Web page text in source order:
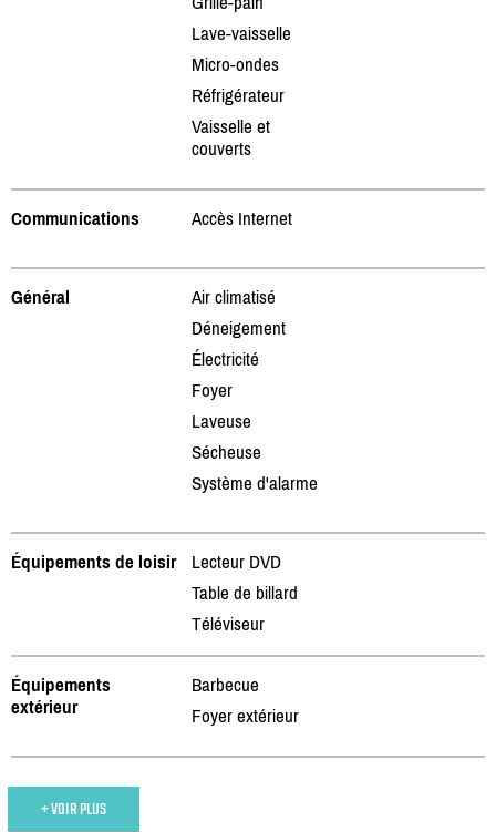
Lave-vaisselle
Micro-ondes
Réfrigérateur
Vaisselle et
couverts
Communications Accès Internet
Général
Air climatisé
Déneigement
Électricité
Foyer
Laveuse
Sécheuse
Système d'alarme
Équipements de loisir
Lecteur DVD
Table de billard
Téléviseur
Équipements
extérieur
Barbecue
Foyer extérieur
+ VOIR PLUS